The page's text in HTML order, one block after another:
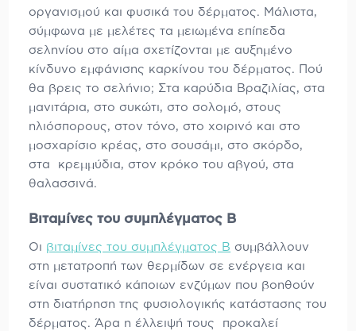
οργανισμού και φυσικά του δέρματος. Μάλιστα,
σύμφωνα με μελέτες τα μειωμένα επίπεδα
σεληνίου στο αίμα σχετίζονται με αυξημένο
κίνδυνο εμφάνισης καρκίνου του δέρματος. Πού
θα βρεις το σελήνιο; Στα καρύδια Βραζιλίας, στα
μανιτάρια, στο συκώτι, στο σολομό, στους
ηλιόσπορους, στον τόνο, στο χοιρινό και στο
μοσχαρίσιο κρέας, στο σουσάμι, στο σκόρδο,
στα κρεμμύδια, στον κρόκο του αβγού, στα
θαλασσινά.
Βιταμίνες του συμπλέγματος Β
Οι βιταμίνες του συμπλέγματος Β συμβάλλουν
στη μετατροπή των θερμίδων σε ενέργεια και
είναι συστατικό κάποιων ενζύμων που βοηθούν
στη διατήρηση της φυσιολογικής κατάστασης του
δέρματος. Άρα η έλλειψή τους προκαλεί